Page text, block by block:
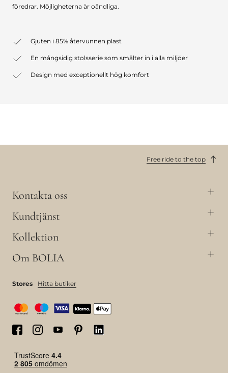
föredrar. Möjligheterna är oändliga.
Gjuten i 85% återvunnen plast
En mångsidig stolsserie som smälter in i alla miljöer
Design med exceptionellt hög komfort
Free ride to the top
Kontakta oss
Kundtjänst
Kollektion
Om BOLIA
Stores Hitta butiker